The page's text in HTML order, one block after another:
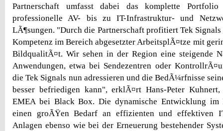
Partnerschaft umfasst dabei das komplette
professionelle AV- bis zu IT-Infrastruktur- und
LÃ¶sungen. "Durch die Partnerschaft profitiert Tek
Kompetenz im Bereich abgesetzter ArbeitsplÃ¤tze mit
BildqualitÃ¤t. Wir sehen in der Region eine steigende
Anwendungen, etwa bei Sendezentren oder
die Tek Signals nun adressieren und die BedÃ¼rfnisse
besser befriedigen kann", erklÃ¤rt Hans-Peter Kuhnert,
EMEA bei Black Box. Die dynamische Entwicklung im
einen groÃŸen Bedarf an effizienten und effektiven
Anlagen ebenso wie bei der Erneuerung bestehender